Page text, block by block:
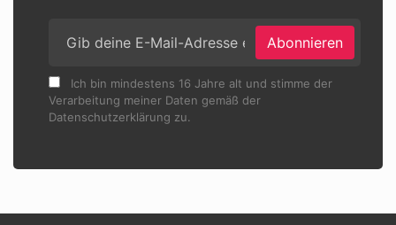
Abonnieren
Ich bin mindestens 16 Jahre alt und stimme der
Verarbeitung meiner Daten gemäß der
Datenschutzerklärung zu.